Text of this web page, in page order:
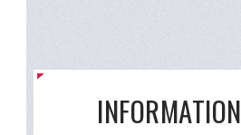
INFORMATION